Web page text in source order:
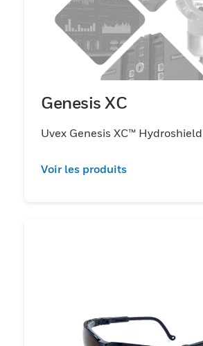
Genesis XC
Uvex Genesis XC™ Hydroshield
Voir les produits